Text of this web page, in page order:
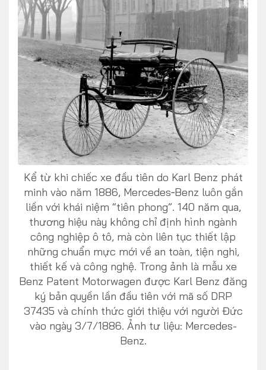
DÒNG XE
FOLLOW US
Facebook Youtube
CONTACT US
0972271616
ngocvu.vneconomy@gmail.com
Kể từ khi chiếc xe đầu tiên do Karl Benz phát
minh vào năm 1886, Mercedes‑Benz luôn gắn
liền với khái niệm “tiên phong”. 140 năm qua,
thương hiệu này không chỉ định hình ngành
công nghiệp ô tô, mà còn liên tục thiết lập
những chuẩn mực mới về an toàn, tiện nghi,
thiết kế và công nghệ. Trong ảnh là mẫu xe
Benz Patent Motorwagen được Karl Benz đăng
ký bản quyền lần đầu tiên với mã số DRP
37435 và chính thức giới thiệu với người Đức
vào ngày 3/7/1886. Ảnh tư liệu: Mercedes-
Benz.